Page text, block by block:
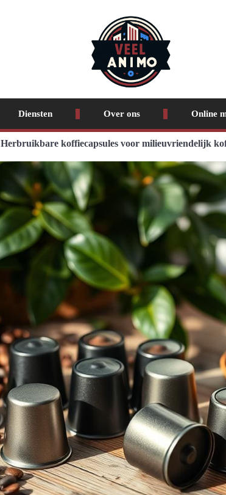
Diensten Over ons Online
Herbruikbare koffiecapsules voor milieuvriendelijk